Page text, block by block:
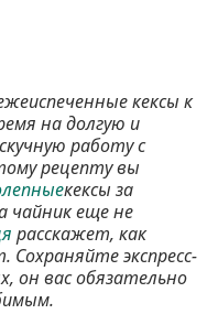
кексы к
на долгую и
работу с
рецепту вы
кексы за
чайник еще не
расскажет, как
экспресс-
он вас обязательно